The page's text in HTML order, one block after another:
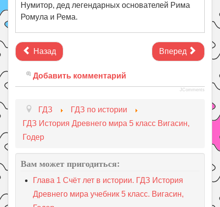
Нумитор, дед легендарных основателей Рима
Ромула и Рема.
Назад Вперед
Добавить комментарий
JComments
ГДЗ
ГДЗ по истории
ГДЗ История Древнего мира 5 класс Вигасин,
Годер
Вам может пригодиться:
Глава 1 Счёт лет в истории. ГДЗ История
Древнего мира учебник 5 класс. Вигасин,